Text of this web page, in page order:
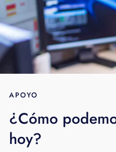
Energía
Televisión
BLOG
APOYO
APOYO
¿Cómo
hoy?